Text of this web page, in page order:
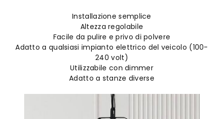
Installazione semplice
Altezza regolabile
Facile da pulire e privo di polvere
Adatto a qualsiasi impianto elettrico del veicolo (100-
240 volt)
Utilizzabile con dimmer
Adatto a stanze diverse